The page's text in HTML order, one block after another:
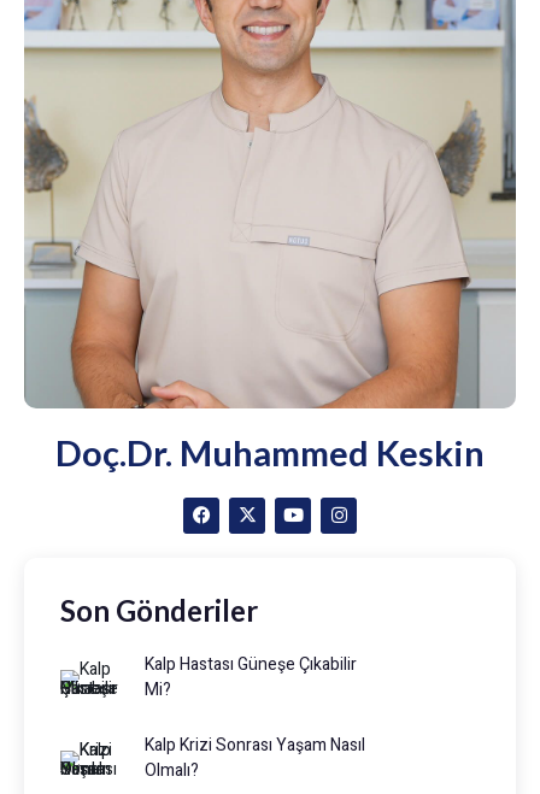
Doç.Dr. Muhammed Keskin
Son Gönderiler
Kalp Hastası Güneşe Çıkabilir
Mi?
Kalp Krizi Sonrası Yaşam Nasıl
Olmalı?